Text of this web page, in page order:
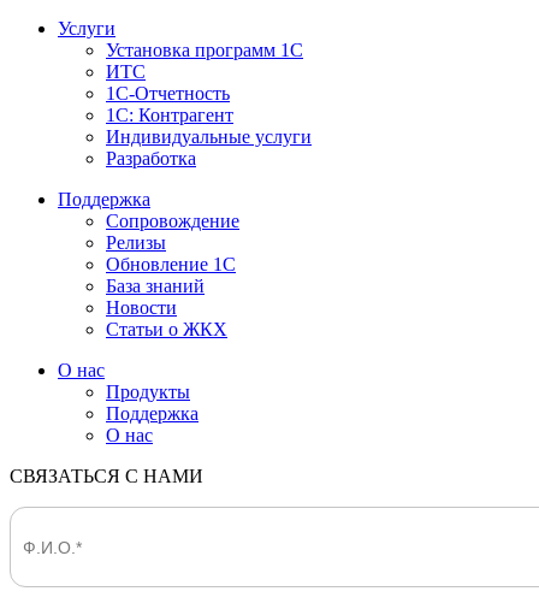
Услуги
Установка программ 1С
ИТС
1С-Отчетность
1С: Контрагент
Индивидуальные услуги
Разработка
Поддержка
Сопровождение
Релизы
Обновление 1С
База знаний
Новости
Статьи о ЖКХ
О нас
Продукты
Поддержка
О нас
СВЯЗАТЬСЯ С НАМИ